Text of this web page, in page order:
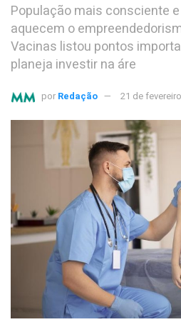
População mais consciente
aquecem o
Vacinas listou pontos
planeja investir na áre
por Redação 21 de